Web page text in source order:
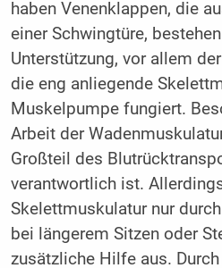
haben Venenklappen, die
einer Schwingtüre,
Unterstützung, vor allem
die eng anliegende
Muskelpumpe fungiert.
Arbeit der
Großteil des
verantwortlich ist.
Skelettmuskulatur nur
bei längerem Sitzen oder
zusätzliche Hilfe aus.